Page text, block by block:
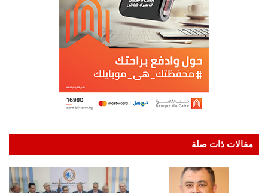
مقالات ذات صلة